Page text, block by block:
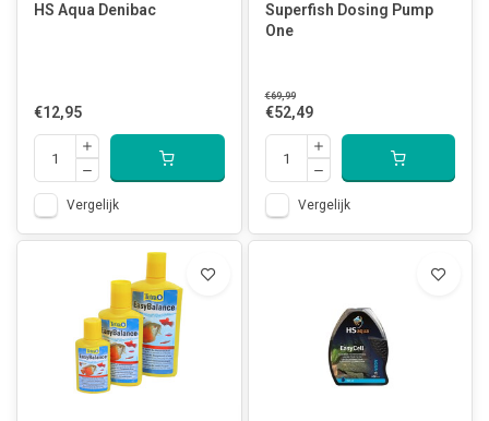
HS Aqua Denibac
€12,95
Vergelijk
Superfish Dosing Pump
One
€69,99
€52,49
Vergelijk